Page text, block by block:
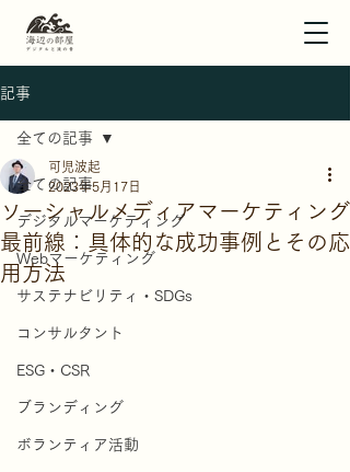
記事
全ての記事
デジタルマーケティング
Webマーケティング
サステナビリティ・SDGs
コンサルタント
ESG・CSR
ブランディング
ボランティア活動
全ての記事
ソーシャルメディアマーケティング
最前線：具体的な成功事例とその応
用方法
可児波起
2023年5月17日